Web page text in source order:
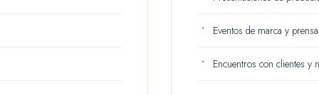
Eventos de marca y prensa
Encuentros con clientes y